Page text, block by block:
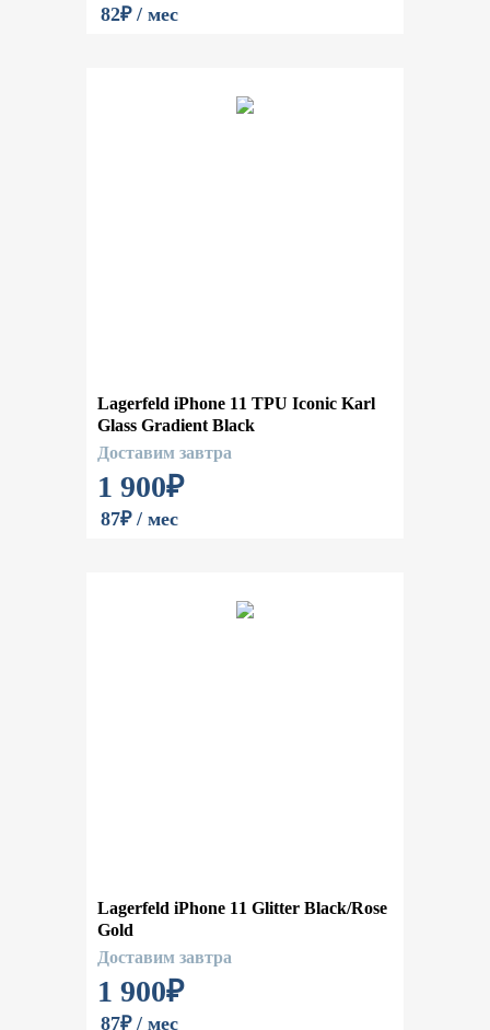
82₽ / мес
Lagerfeld iPhone 11 TPU Iconic Karl
Glass Gradient Black
Доставим завтра
1 900₽
87₽ / мес
Lagerfeld iPhone 11 Glitter Black/Rose
Gold
Доставим завтра
1 900₽
87₽ / мес